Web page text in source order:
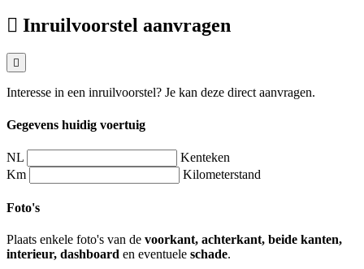
Inruilvoorstel aanvragen
Interesse in een inruilvoorstel? Je kan deze direct aanvragen.
Gegevens huidig voertuig
NL
Kenteken
Km
Kilometerstand
Foto's
Plaats enkele foto's van de voorkant, achterkant, beide kanten,
interieur, dashboard en eventuele schade.